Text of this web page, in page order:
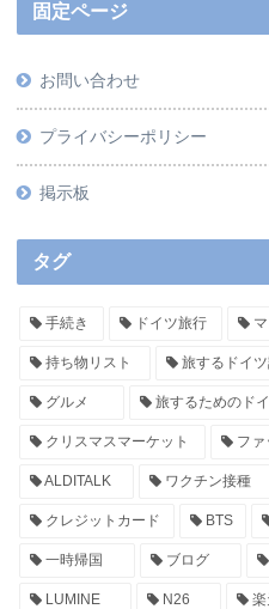
固定ページ
お問い合わせ
プライバシーポリシー
掲示板
タグ
手続き ドイツ旅行
持ち物リスト 旅するドイ
グルメ 旅するためのド
クリスマスマーケット ファ
ALDITALK ワクチン接種
クレジットカード BTS
一時帰国 ブログ
LUMINE N26 楽